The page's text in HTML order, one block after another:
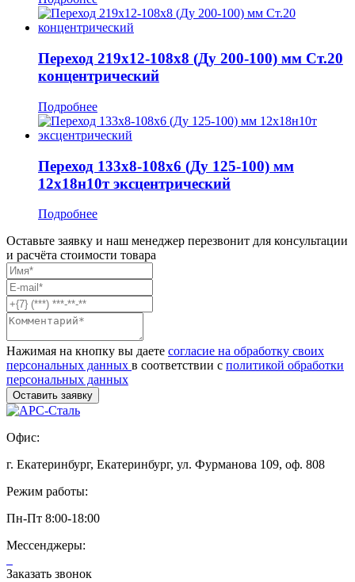
Переход 219x12-108x8 (Ду 200-100) мм Ст.20
концентрический
Подробнее
Переход 133x8-108x6 (Ду 125-100) мм
12х18н10т эксцентрический
Подробнее
Оставьте заявку и наш менеджер перезвонит для консультации
и расчёта стоимости товара
Нажимая на кнопку вы даете согласие на обработку своих
персональных данных в соответствии с политикой обработки
персональных данных
Офис:
г. Екатеринбург, Екатеринбург, ул. Фурманова 109, оф. 808
Режим работы:
Пн-Пт 8:00-18:00
Мессенджеры:
Заказать звонок